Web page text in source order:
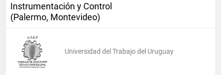
Instrumentación y Control
(Palermo, Montevideo)
Universidad del Trabajo del Uruguay